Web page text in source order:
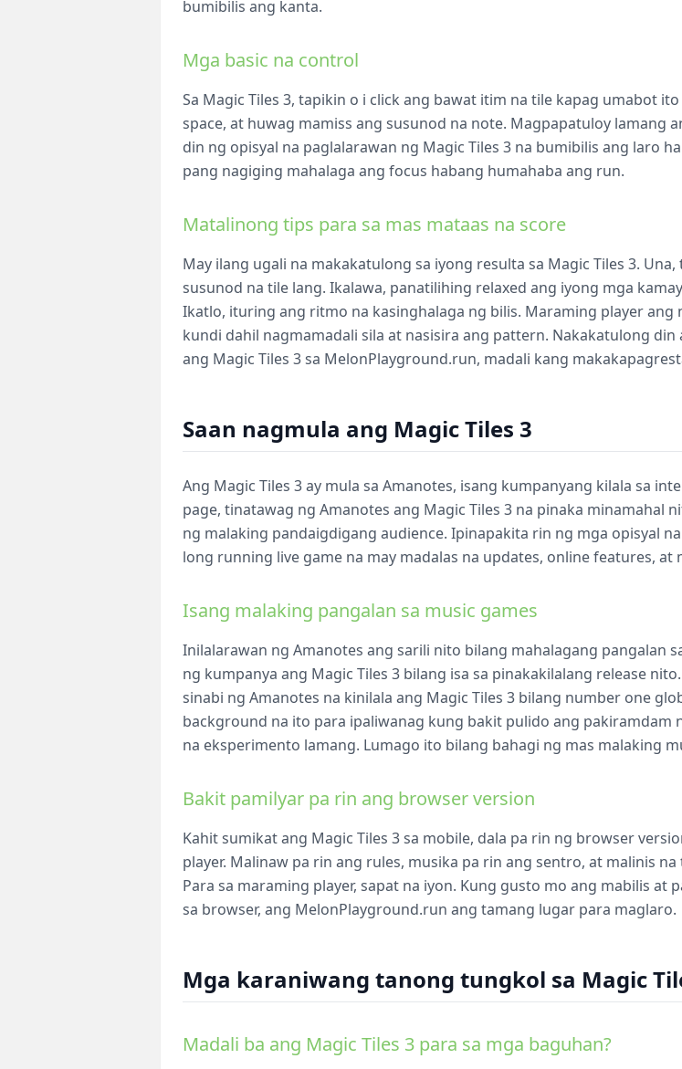
bumibilis ang kanta.
Mga basic na control
Sa Magic Tiles 3, tapikin o i click ang bawat itim na tile kapag umabot
space, at huwag mamiss ang susunod na note. Magpapatuloy lamang
din ng opisyal na paglalarawan ng Magic Tiles 3 na bumibilis ang laro
pang nagiging mahalaga ang focus habang humahaba ang run.
Matalinong tips para sa mas mataas na score
May ilang ugali na makakatulong sa iyong resulta sa Magic Tiles 3.
susunod na tile lang. Ikalawa, panatilihing relaxed ang iyong mga
Ikatlo, ituring ang ritmo na kasinghalaga ng bilis. Maraming player ang
kundi dahil nagmamadali sila at nasisira ang pattern. Nakakatulong
ang Magic Tiles 3 sa MelonPlayground.run, madali kang
Saan nagmula ang Magic Tiles 3
Ang Magic Tiles 3 ay mula sa Amanotes, isang kumpanyang kilala sa
page, tinatawag ng Amanotes ang Magic Tiles 3 na pinaka
ng malaking pandaigdigang audience. Ipinapakita rin ng mga opisyal
long running live game na may madalas na updates, online features, at
Isang malaking pangalan sa music games
Inilalarawan ng Amanotes ang sarili nito bilang mahalagang pangalan
ng kumpanya ang Magic Tiles 3 bilang isa sa pinakakilalang release
sinabi ng Amanotes na kinilala ang Magic Tiles 3 bilang number one
background na ito para ipaliwanag kung bakit pulido ang pakiramdam
na eksperimento lamang. Lumago ito bilang bahagi ng mas malaking
Bakit pamilyar pa rin ang browser version
Kahit sumikat ang Magic Tiles 3 sa mobile, dala pa rin ng browser
player. Malinaw pa rin ang rules, musika pa rin ang sentro, at malinis
Para sa maraming player, sapat na iyon. Kung gusto mo ang mabilis at
sa browser, ang MelonPlayground.run ang tamang lugar para maglaro.
Mga karaniwang tanong tungkol sa Magic
Madali ba ang Magic Tiles 3 para sa mga baguhan?